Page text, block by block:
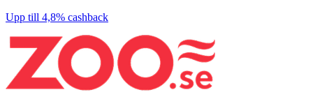
Upp till 4,8% cashback